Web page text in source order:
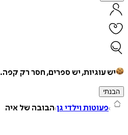
יש עוגיות, יש ספרים, חסר רק קפה.
הבנתי
פעוטות וילדי גן הבובה של איה